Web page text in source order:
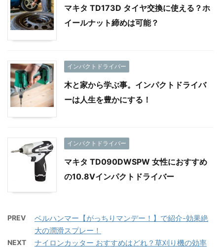
マキタ TD173D タイヤ交換に使える？ホ
イールナット締めは可能？
インパクトドライバー
木と家から学ぶ事。インパクトドライバ
ーは人生を豊かにする！
インパクトドライバー
マキタ TD090DWSPW 女性におすすめ
の10.8Vインパクトドライバー
PREV
ベルハンマー【がっちりマンデー！】で紹介-効果絶
大の潤滑スプレー！
NEXT ナイロンカッター おすすめはどれ？草刈り機の効率